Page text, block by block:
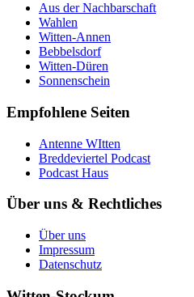
Aus der Nachbarschaft
Wahlen
Witten-Annen
Bebbelsdorf
Witten-Düren
Sonnenschein
Empfohlene Seiten
Antenne WItten
Breddeviertel Podcast
Podcast Haus
Über uns & Rechtliches
Über uns
Impressum
Datenschutz